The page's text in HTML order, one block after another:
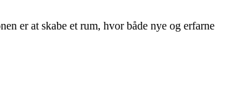
er at skabe et rum, hvor både nye og erfarne